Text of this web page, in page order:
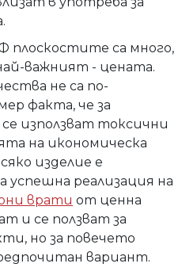
са много,
важният - цената.
не са по-
факта, че за
използват токсични
на икономическа
изделие е
успешна реализация на
врати от ценна
и се ползват за
но за повечето
вариант.